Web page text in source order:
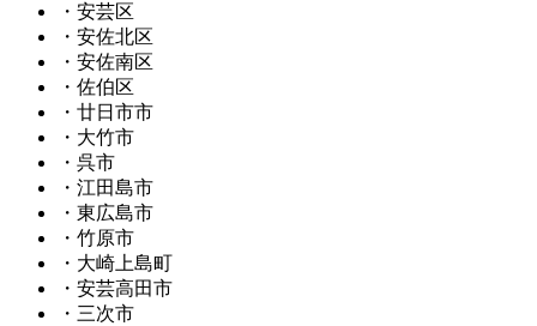
・安芸区
・安佐北区
・安佐南区
・佐伯区
・廿日市市
・大竹市
・呉市
・江田島市
・東広島市
・竹原市
・大崎上島町
・安芸高田市
・三次市